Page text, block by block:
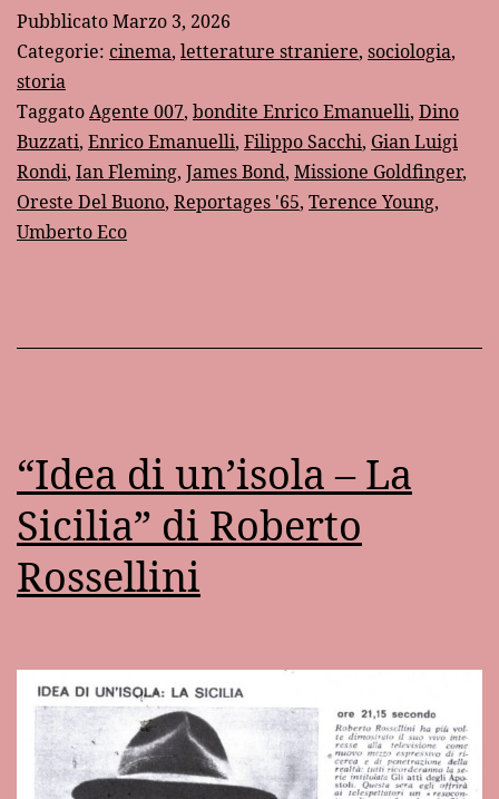
articolo
1965
PubblicatoMarzo 3, 2026
Categorie: cinema, letterature straniere, sociologia,
storia
TaggatoAgente 007, bondite Enrico Emanuelli, Dino
Buzzati, Enrico Emanuelli, Filippo Sacchi, Gian Luigi
Rondi, Ian Fleming, James Bond, Missione Goldfinger,
Oreste Del Buono, Reportages '65, Terence Young,
Umberto Eco
“Idea di un’isola – La
Sicilia” di Roberto
Rossellini